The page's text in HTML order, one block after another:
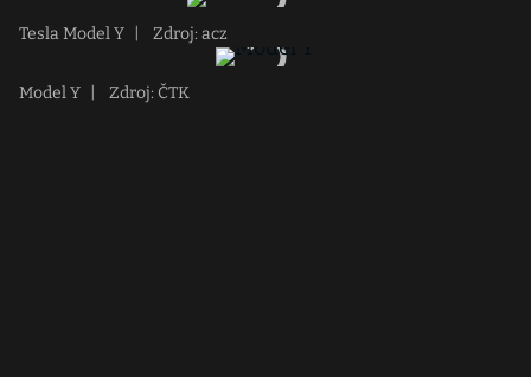
Tesla Model Y Zdroj: acz
Model Y Zdroj: ČTK